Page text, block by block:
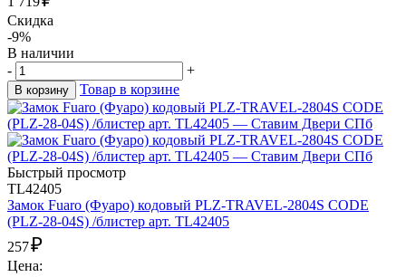
Скидка
-9%
В наличии
-
+
В корзину Товар в корзине
Быстрый просмотр
TL42405
Замок Fuaro (Фуаро) кодовый PLZ-TRAVEL-2804S CODE
(PLZ-28-04S) /блистер арт. TL42405
257₽
Цена: